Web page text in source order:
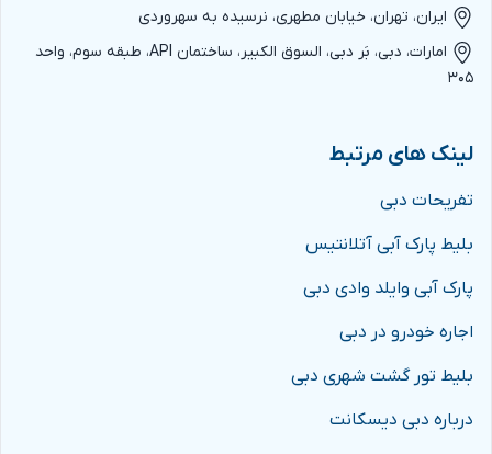
ایران، تهران، خیابان مطهری، نرسیده به سهروردی
امارات، دبی، بَر دبی، السوق الکبیر، ساختمان API، طبقه سوم، واحد
۳۰۵
لینک های مرتبط
تفریحات دبی
بلیط پارک آبی آتلانتیس
پارک آبی وایلد وادی دبی
اجاره خودرو در دبی
بلیط تور گشت شهری دبی
درباره دبی دیسکانت